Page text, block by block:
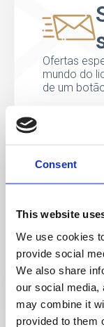
Consent
This website
We use cookies
provide social
We also share
our social media,
may combine it
provided to them
Ofertas
mundo do
de um